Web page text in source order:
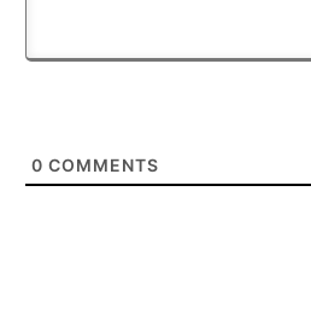
0 COMMENTS